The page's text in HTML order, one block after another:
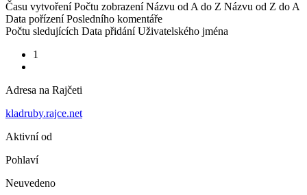
Času vytvoření Počtu zobrazení Názvu od A do Z Názvu od Z do A
Data pořízení Posledního komentáře
Počtu sledujících Data přidání Uživatelského jména
1
Adresa na Rajčeti
kladruby.rajce.net
Aktivní od
Pohlaví
Neuvedeno